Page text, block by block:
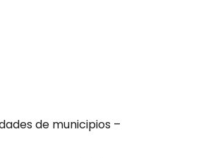
de municipios –